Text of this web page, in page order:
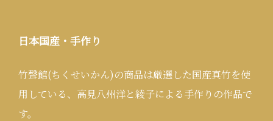
日本国産・手作り
竹聲館(ちくせいかん)の商品は厳選した国産真竹を使
用している、高見八州洋と綾子による手作りの作品で
す。